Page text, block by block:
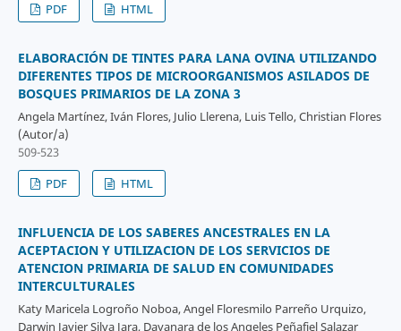
PDF
HTML
ELABORACIÓN DE TINTES PARA LANA OVINA UTILIZANDO
DIFERENTES TIPOS DE MICROORGANISMOS ASILADOS DE
BOSQUES PRIMARIOS DE LA ZONA 3
Angela Martínez, Iván Flores, Julio Llerena, Luis Tello, Christian Flores
(Autor/a)
509-523
PDF
HTML
INFLUENCIA DE LOS SABERES ANCESTRALES EN LA
ACEPTACION Y UTILIZACION DE LOS SERVICIOS DE
ATENCION PRIMARIA DE SALUD EN COMUNIDADES
INTERCULTURALES
Katy Maricela Logroño Noboa, Angel Floresmilo Parreño Urquizo,
Darwin Javier Silva Jara, Dayanara de los Angeles Peñafiel Salazar